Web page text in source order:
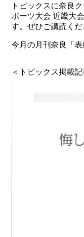
トピックスに奈良
ポーツ大会 近畿大
す。ぜひご講読くだ
今月の月刊奈良「表
＜トピックス掲載記